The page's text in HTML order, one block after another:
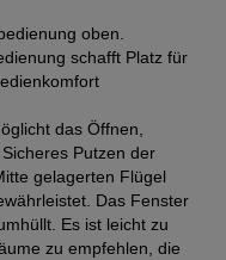
oben.
schafft Platz für
das Öffnen,
Putzen der
gelagerten Flügel
Das Fenster
Es ist leicht zu
zu empfehlen, die